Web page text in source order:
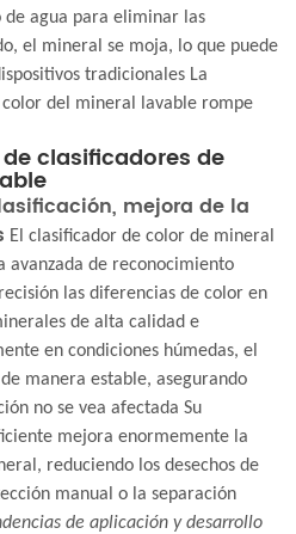
agua para eliminar las
el mineral se moja, lo que puede
tradicionales La
del mineral lavable rompe
clasificadores de
mejora de la
El clasificador de color de mineral
avanzada de reconocimiento
las diferencias de color en
de alta calidad e
en condiciones húmedas, el
manera estable, asegurando
no se vea afectada Su
mejora enormemente la
reduciendo los desechos de
manual o la separación
de aplicación y desarrollo